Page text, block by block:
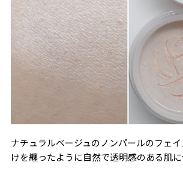
ナチュラルベージュのノンパールのフェ
けを纏ったように自然で透明感のある肌に